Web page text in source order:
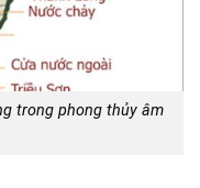
trong phong thủy âm